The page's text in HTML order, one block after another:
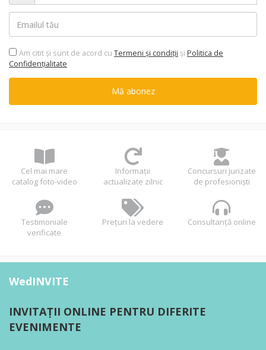
Am citit şi sunt de acord cu Termeni şi condiții şi Politica de
Confidențialitate
Mă abonez
Cel mai mare
catalog foto-video
Informații
actualizate zilnic
Concursuri jurizate
de profesioniști
Testimoniale
verificate
Prețuri la vedere Consultanță online
WedINVITE
INVITAȚII ONLINE PENTRU DIFERITE
EVENIMENTE